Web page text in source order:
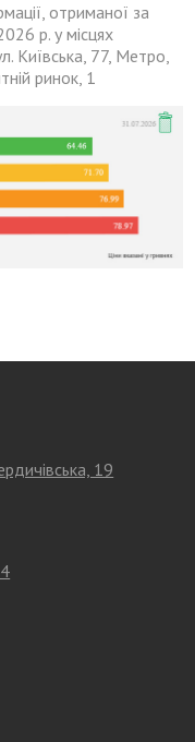
отриманої за
р. у місцях
Київська, 77, Метро,
ринок, 1
19